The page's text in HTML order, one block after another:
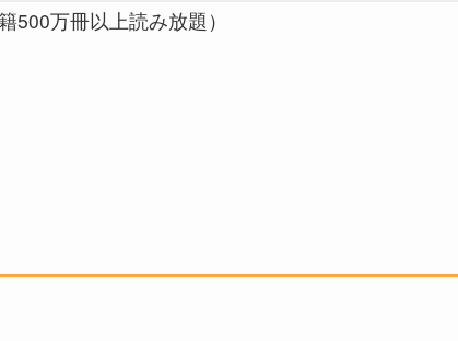
500万冊以上読み放題）